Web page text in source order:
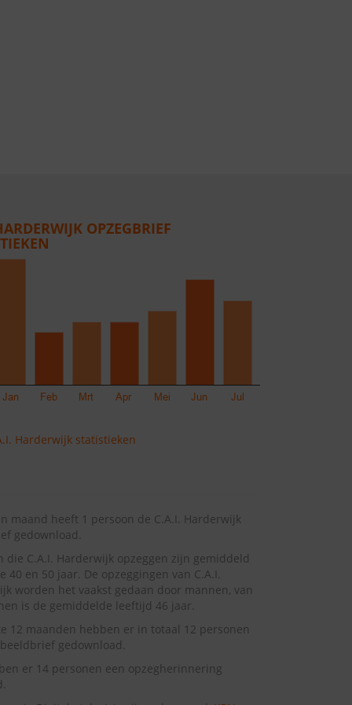
OPZEGBRIEF
Harderwijk statistieken
maand heeft 1 persoon de C.A.I. Harderwijk
gedownload.
die C.A.I. Harderwijk opzeggen zijn gemiddeld
40 en 50 jaar. De opzeggingen van C.A.I.
worden het vaakst gedaan door mannen, van
is de gemiddelde leeftijd 46 jaar.
12 maanden hebben er in totaal 12 personen
gedownload.
er 14 personen een opzegherinnering